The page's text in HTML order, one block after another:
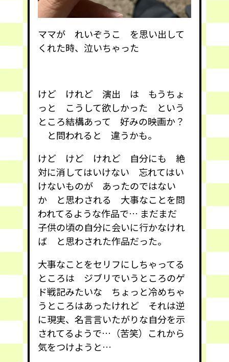
ママが れいぞうこ を思い出して
くれた時、泣いちゃった
けど けれど 演出 は もうちょ
っと こうして欲しかった という
ところ結構あって 好みの映画か？
と問われると 違うかも。
けど けど けれど 自分にも 絶
対に消してはいけない 忘れてはい
けないものが あったのではない
か と思わされる 大事なことを問
われてるような作品で… まだまだ
子供の頃の自分に会いに行かなけれ
ば と思わされた作品だった。
大事なことをセリフにしちゃってる
ところは ジブリでいうところのゲ
ド戦記みたいな ちょっと冷めちゃ
うところはあったけれど それは逆
に現実、名言言いたがりな自分を示
されてるようで…（苦笑）これから
気をつけようと…